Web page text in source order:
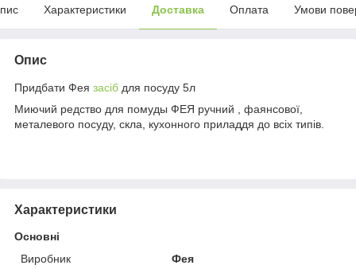
Характеристики Доставка Оплата Умови
Опис
Придбати Фея засіб для посуду 5л
Миючий редство для помуды ФЕЯ ручний , фаянсової,
металевого посуду, скла, кухонного приладдя до всіх типів.
Характеристики
Основні
Виробник
Фея